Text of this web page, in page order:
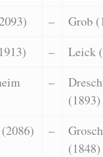
– Grob
– Leick
–
(1893)
–
Grosch
(1848)